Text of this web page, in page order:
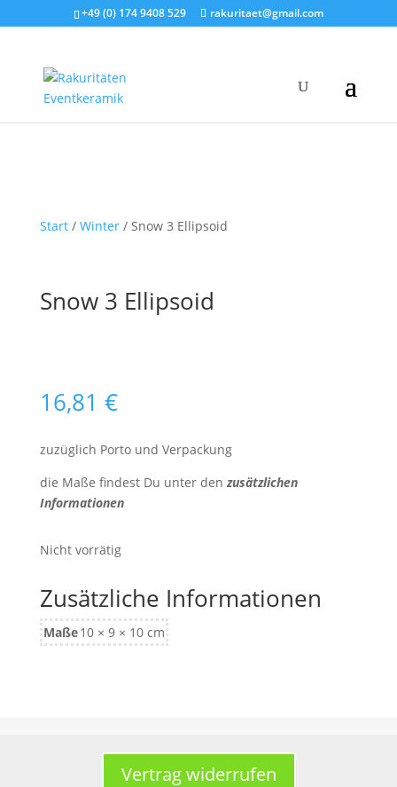
+49 (0) 174 9408 529 rakuritaet@gmail.com
Start/ Winter/ Snow 3 Ellipsoid
Snow 3 Ellipsoid
16,81 €
zuzüglich Porto und Verpackung
die Maße findest Du unter denzusätzlichen
Informationen
Nicht vorrätig
Zusätzliche Informationen
Maße10 × 9 × 10 cm
Vertrag widerrufen